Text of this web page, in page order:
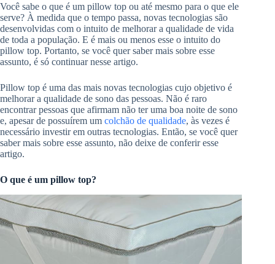
Você sabe o que é um pillow top ou até mesmo para o que ele
serve? À medida que o tempo passa, novas tecnologias são
desenvolvidas com o intuito de melhorar a qualidade de vida
de toda a população. E é mais ou menos esse o intuito do
pillow top. Portanto, se você quer saber mais sobre esse
assunto, é só continuar nesse artigo.
Pillow top é uma das mais novas tecnologias cujo objetivo é
melhorar a qualidade de sono das pessoas. Não é raro
encontrar pessoas que afirmam não ter uma boa noite de sono
e, apesar de possuírem um colchão de qualidade, às vezes é
necessário investir em outras tecnologias. Então, se você quer
saber mais sobre esse assunto, não deixe de conferir esse
artigo.
O que é um pillow top?